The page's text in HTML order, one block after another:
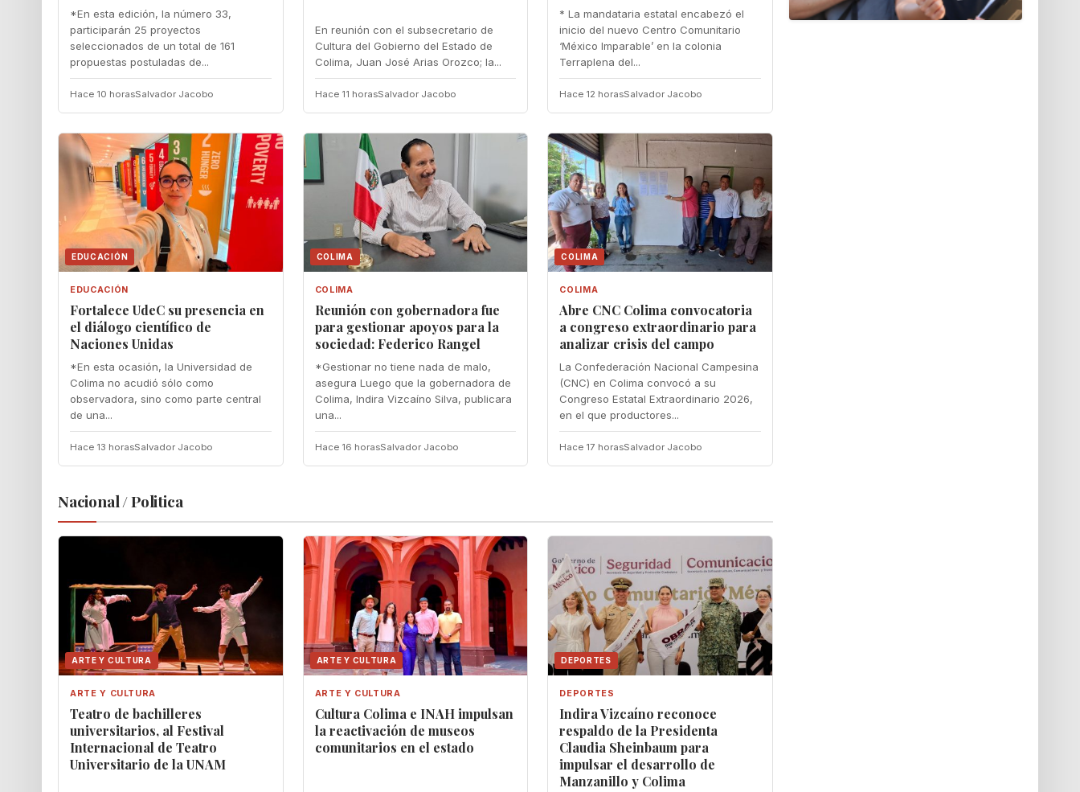
*En esta edición, la número 33,
participarán 25 proyectos
seleccionados de un total de 161
propuestas postuladas de...
Hace 10 horasSalvador Jacobo
En reunión con el subsecretario de
Cultura del Gobierno del Estado de
Colima, Juan José Arias Orozco; la...
Hace 11 horasSalvador Jacobo
* La mandataria estatal encabezó el
inicio del nuevo Centro Comunitario
‘México Imparable’ en la colonia
Terraplena del...
Hace 12 horasSalvador Jacobo
EDUCACIÓN
EDUCACIÓN
Fortalece UdeC su presencia en
el diálogo científico de
Naciones Unidas
*En esta ocasión, la Universidad de
Colima no acudió sólo como
observadora, sino como parte central
de una...
Hace 13 horasSalvador Jacobo
COLIMA
COLIMA
Reunión con gobernadora fue
para gestionar apoyos para la
sociedad: Federico Rangel
*Gestionar no tiene nada de malo,
asegura Luego que la gobernadora de
Colima, Indira Vizcaíno Silva, publicara
una...
Hace 16 horasSalvador Jacobo
COLIMA
COLIMA
Abre CNC Colima convocatoria
a congreso extraordinario para
analizar crisis del campo
La Confederación Nacional Campesina
(CNC) en Colima convocó a su
Congreso Estatal Extraordinario 2026,
en el que productores...
Hace 17 horasSalvador Jacobo
Nacional / Politica
ARTE Y CULTURA
ARTE Y CULTURA
Teatro de bachilleres
universitarios, al Festival
Internacional de Teatro
Universitario de la UNAM
ARTE Y CULTURA
ARTE Y CULTURA
Cultura Colima e INAH impulsan
la reactivación de museos
comunitarios en el estado
DEPORTES
DEPORTES
Indira Vizcaíno reconoce
respaldo de la Presidenta
Claudia Sheinbaum para
impulsar el desarrollo de
Manzanillo y Colima